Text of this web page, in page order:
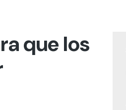
que los